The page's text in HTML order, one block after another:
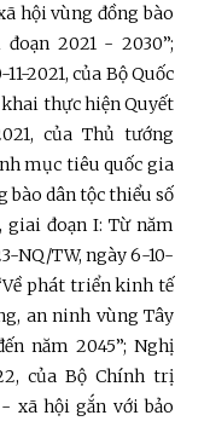
hội vùng đồng bào
2021 - 2030”;
2021, của Bộ Quốc
khai thực hiện Quyết
của Thủ tướng
mục tiêu quốc gia
dân tộc thiểu số
đoạn I: Từ năm
NQ/TW, ngày 6-10-
phát triển kinh tế
an ninh vùng Tây
năm 2045”; Nghị
của Bộ Chính trị
xã hội gắn với bảo